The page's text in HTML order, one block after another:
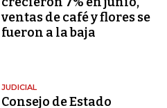
ventas de café y flores se
fueron a la baja
JUDICIAL
Consejo de Estado